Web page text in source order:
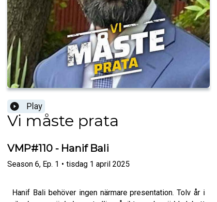
Play
Vi måste prata
VMP#110 - Hanif Bali
Season 6, Ep. 1 • tisdag 1 april 2025
Hanif Bali behöver ingen närmare presentation. Tolv år i